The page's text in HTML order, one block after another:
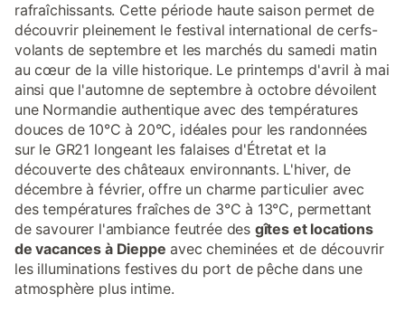
rafraîchissants. Cette période haute saison permet de
découvrir pleinement le festival international de cerfs-
volants de septembre et les marchés du samedi matin
au cœur de la ville historique. Le printemps d'avril à mai
ainsi que l'automne de septembre à octobre dévoilent
une Normandie authentique avec des températures
douces de 10°C à 20°C, idéales pour les randonnées
sur le GR21 longeant les falaises d'Étretat et la
découverte des châteaux environnants. L'hiver, de
décembre à février, offre un charme particulier avec
des températures fraîches de 3°C à 13°C, permettant
de savourer l'ambiance feutrée des gîtes et locations
de vacances à Dieppe avec cheminées et de découvrir
les illuminations festives du port de pêche dans une
atmosphère plus intime.